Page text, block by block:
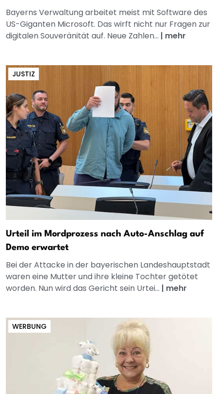
Bayerns Verwaltung arbeitet meist mit Software des
US-Giganten Microsoft. Das wirft nicht nur Fragen zur
digitalen Souveränität auf. Neue Zahlen... | mehr
JUSTIZ
Urteil im Mordprozess nach Auto-Anschlag auf
Demo erwartet
Bei der Attacke in der bayerischen Landeshauptstadt
waren eine Mutter und ihre kleine Tochter getötet
worden. Nun wird das Gericht sein Urtei... | mehr
WERBUNG